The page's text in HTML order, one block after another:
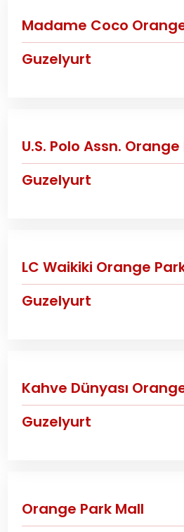
Madame Coco
Guzelyurt
U.S. Polo Assn.
Guzelyurt
LC Waikiki Orange
Guzelyurt
Kahve Dünyası
Guzelyurt
Orange Park Mall